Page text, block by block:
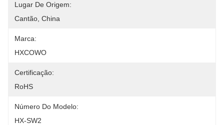
Lugar De Origem:
Cantão, China
Marca:
HXCOWO
Certificação:
RoHS
Número Do Modelo:
HX-SW2